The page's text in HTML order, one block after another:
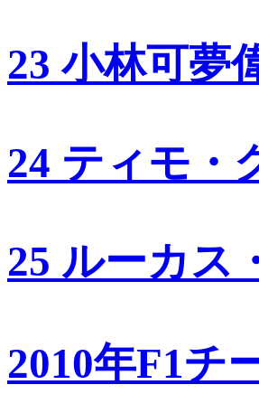
23 小林可夢
24 ティモ・
25 ルーカス
2010年F1チ